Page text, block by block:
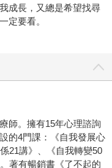
成長，又總是希望找尋
定要看。
師。擁有15年心理諮詢
的4門課：《自我發展心
21講》、《自我轉變50
著有暢銷書《了不起的